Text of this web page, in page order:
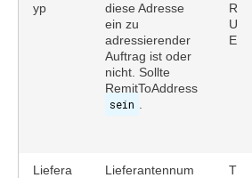
yp
diese Adresse
ein zu
adressierender
Auftrag ist oder
nicht. Sollte
RemitToAddress
sein
R
U
E
Liefera
Lieferantennum
T